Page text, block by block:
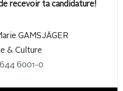
recevoir ta candidature!
GAMSJÄGER
& Culture
6001-0